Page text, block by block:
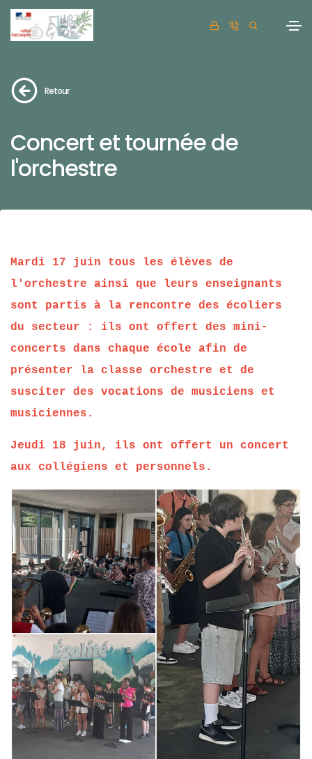
Retour
Concert et tournée de
l'orchestre
Mardi 17 juin tous les élèves de
l'orchestre ainsi que leurs enseignants
sont partis à la rencontre des écoliers
du secteur : ils ont offert des mini-
concerts dans chaque école afin de
présenter la classe orchestre et de
susciter des vocations de musiciens et
musiciennes.
Jeudi 18 juin, ils ont offert un concert
aux collégiens et personnels.